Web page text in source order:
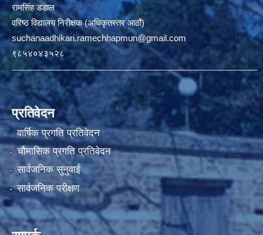
रामसिंह डडाल
वरिष्ठ विद्यालय निरीक्षक (अधिकृतस्तर आठौं)
suchanaadhikari.ramechhapmun@gmail.com
९८५४०४३५२८
प्रतिवेदन
वार्षिक प्रगति प्रतिवेदन
चौमासिक प्रगति प्रतिवेदन
सार्वजनिक सुनुवाई
सार्वजनिक परीक्षण